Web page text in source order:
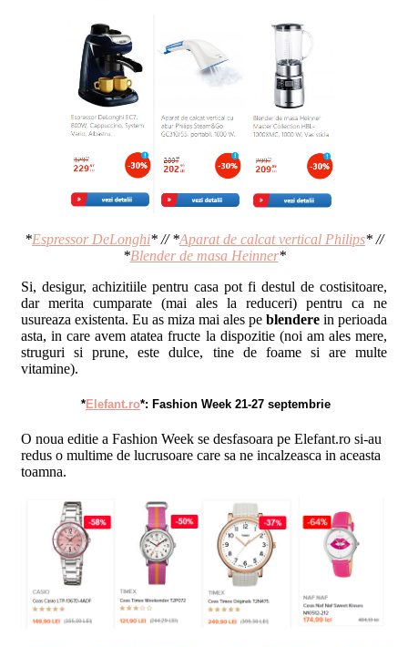
*Espressor DeLonghi* // *Aparat de calcat vertical Philips* //
*Blender de masa Heinner*
Si, desigur, achizitiile pentru casa pot fi destul de costisitoare,
dar merita cumparate (mai ales la reduceri) pentru ca ne
usureaza existenta. Eu as miza mai ales pe blendere in perioada
asta, in care avem atatea fructe la dispozitie (noi am ales mere,
struguri si prune, este dulce, tine de foame si are multe
vitamine).
*Elefant.ro*: Fashion Week 21-27 septembrie
O noua editie a Fashion Week se desfasoara pe Elefant.ro si-au
redus o multime de lucrusoare care sa ne incalzeasca in aceasta
toamna.